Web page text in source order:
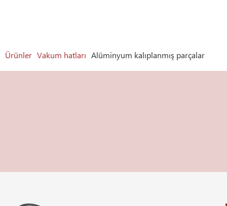
Ürünler Vakum hatları Alüminyum kalıplanmış parçalar